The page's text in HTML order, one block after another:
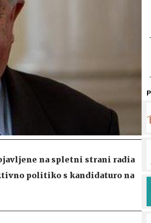
na spletni strani radia
politiko s kandidaturo na